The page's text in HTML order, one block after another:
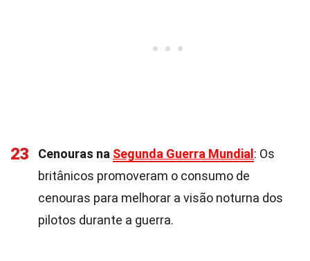
23 Cenouras na Segunda Guerra Mundial : Os
britânicos promoveram o consumo de
cenouras para melhorar a visão noturna dos
pilotos durante a guerra.